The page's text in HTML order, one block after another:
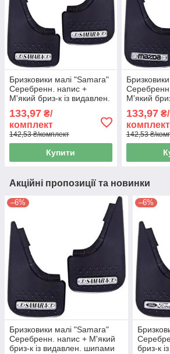
Бризковики малі "Samara"
Серебренн. напис +
М'який бриз-к із видавлен.
133,97 ₴/
комплект
142,53 ₴/комплект
Купити
М'який
133,97₴/
комплект
142,53 ₴/
Акційні пропозиції та новинки
–6%
Бризковики малі "Samara"
Серебренн. напис + М'який
бриз-к із видавлен. шипами
–6%
бриз-к